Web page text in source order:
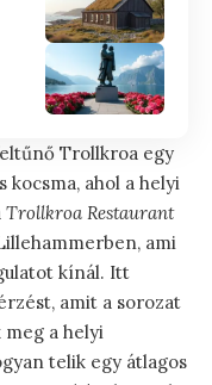
Trollkroa egy
ahol a helyi
Trollkroa Restaurant
ami
kínál. Itt
amit a sorozat
a helyi
telik egy átlagos